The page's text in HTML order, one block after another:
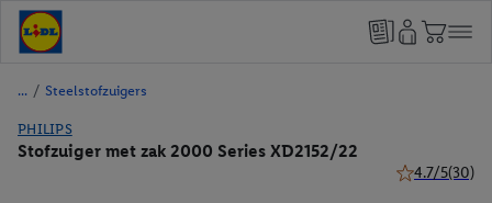
/ Steelstofzuigers
PHILIPS
Stofzuiger met zak 2000 Series XD2152/22
4.7/5(30)